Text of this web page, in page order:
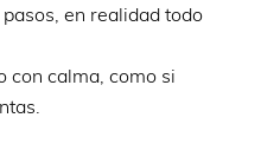
en realidad todo
con calma, como si